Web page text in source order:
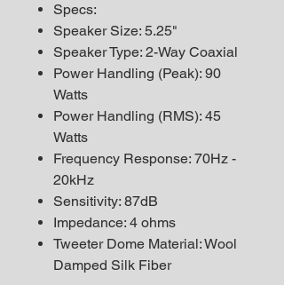
Specs:
Speaker Size: 5.25"
Speaker Type: 2-Way Coaxial
Power Handling (Peak): 90
Watts
Power Handling (RMS): 45
Watts
Frequency Response: 70Hz -
20kHz
Sensitivity: 87dB
Impedance: 4 ohms
Tweeter Dome Material: Wool
Damped Silk Fiber